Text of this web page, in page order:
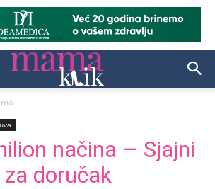
načina – Sjajni
doručak